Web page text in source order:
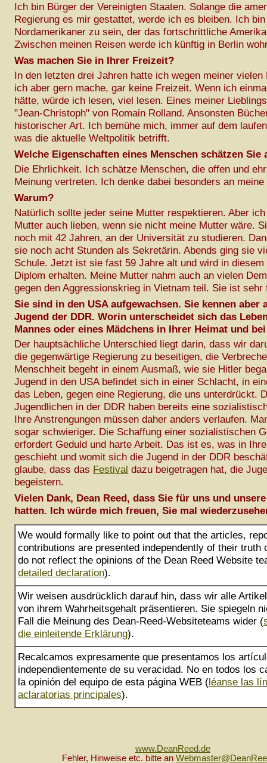
Ich bin Bürger der Vereinigten Staaten. Solange die
Regierung es mir gestattet, werde ich es bleiben. Ich
Nordamerikaner zu sein, der das fortschrittliche
Zwischen meinen Reisen werde ich künftig in Berlin
Was machen Sie in Ihrer Freizeit?
In den letzten drei Jahren hatte ich wegen meiner vielen
ich aber gern mache, gar keine Freizeit. Wenn ich
hätte, würde ich lesen, viel lesen. Eines meiner
"Jean-Christoph" von Romain Rolland. Ansonsten
historischer Art. Ich bemühe mich, immer auf dem
was die aktuelle Weltpolitik betrifft.
Welche Eigenschaften eines Menschen schätzen Sie
Die Ehrlichkeit. Ich schätze Menschen, die offen und
Meinung vertreten. Ich denke dabei besonders an meine
Warum?
Natürlich sollte jeder seine Mutter respektieren. Aber
Mutter auch lieben, wenn sie nicht meine Mutter wäre.
noch mit 42 Jahren, an der Universität zu studieren.
sie noch acht Stunden als Sekretärin. Abends ging sie
Schule. Jetzt ist sie fast 59 Jahre alt und wird in
Diplom erhalten. Meine Mutter nahm auch an vielen
gegen den Aggressionskrieg in Vietnam teil. Sie ist
Sie sind in den USA aufgewachsen. Sie kennen aber
Jugend der DDR. Worin unterscheidet sich das
Mannes oder eines Mädchens in Ihrer Heimat und
Der hauptsächliche Unterschied liegt darin, dass wir
die gegenwärtige Regierung zu beseitigen, die
Menschheit begeht in einem Ausmaß, wie sie Hitler
Jugend in den USA befindet sich in einer Schlacht, in
das Leben, gegen eine Regierung, die uns unterdrückt.
Jugendlichen in der DDR haben bereits eine
Ihre Anstrengungen müssen daher anders verlaufen.
sogar schwieriger. Die Schaffung einer sozialistischen
erfordert Geduld und harte Arbeit. Das ist es, was in
geschieht und womit sich die Jugend in der DDR
glaube, dass das Festival dazu beigetragen hat, die
begeistern.
Vielen Dank, Dean Reed, dass Sie für uns und
hatten. Ich würde mich freuen, Sie mal
We would formally like to point out that the articles,
contributions are presented independently of their truth
do not reflect the opinions of the Dean Reed Website
detailed declaration).
Wir weisen ausdrücklich darauf hin, dass wir alle
von ihrem Wahrheitsgehalt präsentieren. Sie spiegeln
Fall die Meinung des Dean-Reed-Websiteteams wider (
die einleitende Erklärung).
Recalcamos expresamente que presentamos los
independientemente de su veracidad. No en todos los
la opinión del equipo de esta página WEB (léanse las
aclaratorias principales).
www.DeanReed.de
Fehler, Hinweise etc. bitte an